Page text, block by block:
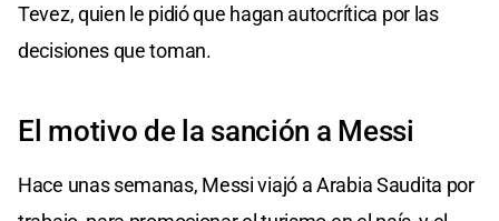
Tevez, quien le pidió que hagan autocrítica por las
decisiones que toman.
El motivo de la sanción a Messi
Hace unas semanas, Messi viajó a Arabia Saudita por